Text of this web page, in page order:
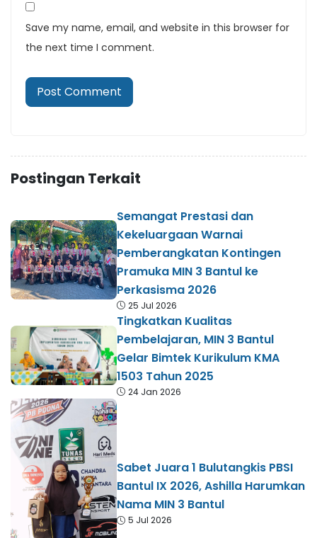
Save my name, email, and website in this browser for
the next time I comment.
Postingan Terkait
Semangat Prestasi dan
Kekeluargaan Warnai
Pemberangkatan Kontingen
Pramuka MIN 3 Bantul ke
Perkasisma 2026
25 Jul 2026
Tingkatkan Kualitas
Pembelajaran, MIN 3 Bantul
Gelar Bimtek Kurikulum KMA
1503 Tahun 2025
24 Jan 2026
Sabet Juara 1 Bulutangkis PBSI
Bantul IX 2026, Ashilla Harumkan
Nama MIN 3 Bantul
5 Jul 2026